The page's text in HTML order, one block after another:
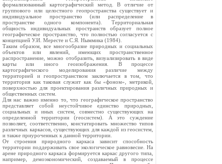
формализованный картографический метод. В отличие от
группового или целостного геопространства существует и
индивидуальное пространство (или распределение в
пространстве одного компонента). Территориальная
общность индивидуальных пространств образует полное
географическое пространство, что полностью согласуется с
концепцией У.И. Мересте и С.Я. Ныммика (1984).
Таким образом, все многообразие природных и социальных
объектов или явлений, имеющих пространственное
распространение, можно отобразить, визуализировать в виде
карты или иного геоизображения. В процессе
картографического моделирования различие между
территорией и геопространством заключается в том, что
территория как таковая служит как бы «фоном», метрикой,
поверхностью для проектирования различных природных и
общественных систем.
Для нас важно именно то, что географическое пространство
представляет собой неустойчивое единство природных,
социальных и иных систем, совместно существующих на
определенной территории (геосистем). А это суждение
позволяет, соответственно, констатировать множество типов
различных каркасов, существующих для каждой из геосистем,
и также приуроченных к данной территории.
От строения природного каркаса зависит способность
территории поддерживать свое экологическое равновесие. На
арене природного каркаса формируется каркас другого типа,
например, демоэкономический, создаваемый в процессе